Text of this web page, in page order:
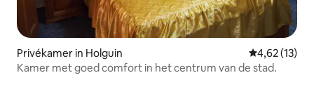
Privékamer in Holguin Gemiddelde
4,62 (13)
Kamer met goed comfort in het centrum van de stad.